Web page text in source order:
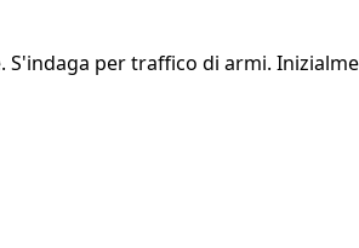
per traffico di armi.